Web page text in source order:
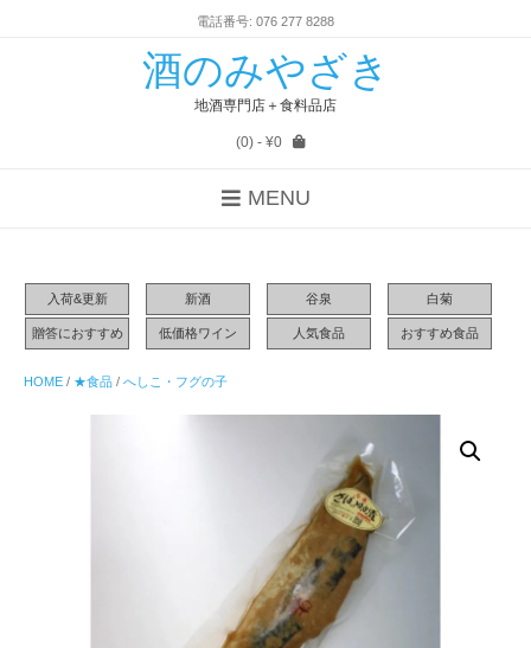
電話番号: 076 277 8288
酒のみやざき
地酒専門店＋食料品店
(0)- ¥0
MENU
入荷&更新 新酒 谷泉 白菊
贈答におすすめ 低価格ワイン 人気食品 おすすめ食品
HOME / ★食品 / へしこ・フグの子